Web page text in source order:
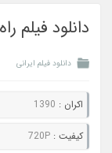
دانلود فیلم
دانلود فیلم ایرانی
اکران : 1390
کیفیت :720P